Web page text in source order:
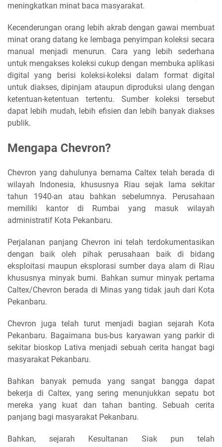
meningkatkan minat baca masyarakat.
Kecenderungan orang lebih akrab dengan gawai membuat
minat orang datang ke lembaga penyimpan koleksi secara
manual menjadi menurun. Cara yang lebih sederhana
untuk mengakses koleksi cukup dengan membuka aplikasi
digital yang berisi koleksi-koleksi dalam format digital
untuk diakses, dipinjam ataupun diproduksi ulang dengan
ketentuan-ketentuan tertentu. Sumber koleksi tersebut
dapat lebih mudah, lebih efisien dan lebih banyak diakses
publik.
Mengapa Chevron?
Chevron yang dahulunya bernama Caltex telah berada di
wilayah Indonesia, khususnya Riau sejak lama sekitar
tahun 1940-an atau bahkan sebelumnya. Perusahaan
memiliki kantor di Rumbai yang masuk wilayah
administratif Kota Pekanbaru.
Perjalanan panjang Chevron ini telah terdokumentasikan
dengan baik oleh pihak perusahaan baik di bidang
eksploitasi maupun eksplorasi sumber daya alam di Riau
khususnya minyak bumi. Bahkan sumur minyak pertama
Caltex/Chevron berada di Minas yang tidak jauh dari Kota
Pekanbaru.
Chevron juga telah turut menjadi bagian sejarah Kota
Pekanbaru. Bagaimana bus-bus karyawan yang parkir di
sekitar bioskop Lativa menjadi sebuah cerita hangat bagi
masyarakat Pekanbaru.
Bahkan banyak pemuda yang sangat bangga dapat
bekerja di Caltex, yang sering menunjukkan sepatu bot
mereka yang kuat dan tahan banting. Sebuah cerita
panjang bagi masyarakat Pekanbaru.
Bahkan, sejarah Kesultanan Siak pun telah